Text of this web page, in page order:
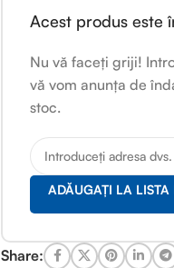
Acest produs este
Nu vă faceți griji!
vă vom anunța de
stoc.
ADĂUGAȚI LA LISTA
Share: